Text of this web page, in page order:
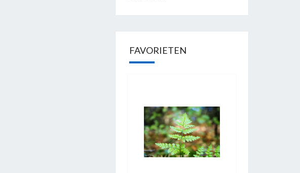
FAVORIETEN